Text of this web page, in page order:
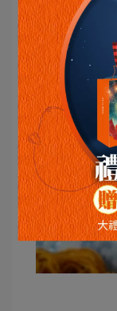
不小心吃多了